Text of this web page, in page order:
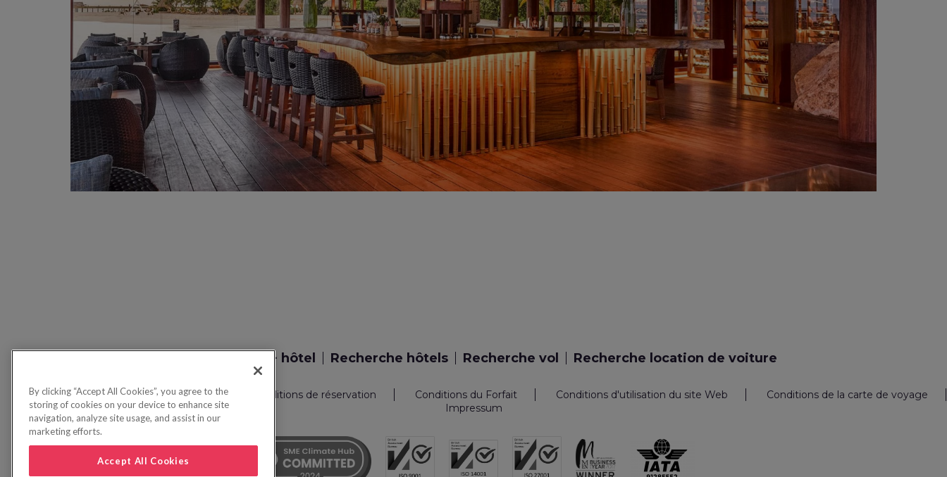
Recherche vol + hôtel Recherche hôtels Recherche vol Recherche location de voiture
Politique de confidentialité FAQ Conditions de réservation Conditions du Forfait Conditions d'utilisation du site Web
Conditions de la carte de voyage
Impressum
By clicking “Accept All Cookies”, you agree to the
storing of cookies on your device to enhance site
navigation, analyze site usage, and assist in our
marketing efforts.
Accept All Cookies